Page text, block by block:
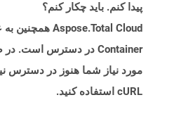
پیدا کنم. باید چکار کنم؟
مورد نیاز شما هنوز در دسترس
cURL استفاده کنید.